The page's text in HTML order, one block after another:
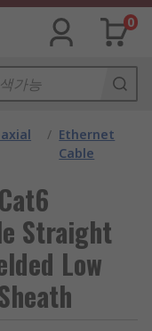
0
/ Ethernet
Cable
Straight
Low